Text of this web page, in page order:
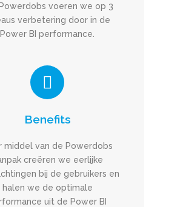
voeren we op 3
verbetering door in de
Power BI performance.
Benefits
middel van de Powerdobs
creëren we eerlijke
bij de gebruikers en
halen we de optimale
uit de Power BI